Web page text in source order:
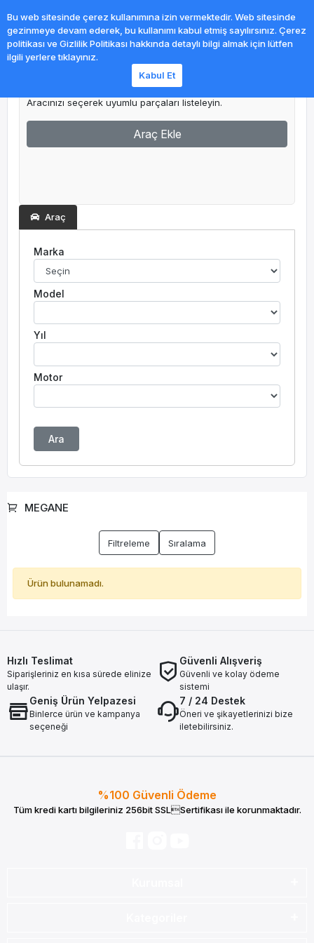
Aracınızı seçerek uyumlu parçaları listeleyin.
Araç Ekle
Araç
Marka
Model
Yıl
Motor
Ara
MEGANE
Filtreleme Sıralama
Ürün bulunamadı.
Hızlı Teslimat
Siparişleriniz en kısa sürede elinize
ulaşır.
Güvenli Alışveriş
Güvenli ve kolay ödeme
sistemi
Geniş Ürün Yelpazesi
Binlerce ürün ve kampanya
seçeneği
7 / 24 Destek
Öneri ve şikayetlerinizi bize
iletebilirsiniz.
%100 Güvenli Ödeme
Tüm kredi kartı bilgileriniz 256bit SSLSertifikası ile korunmaktadır.
Bu web sitesinde çerez kullanımına izin vermektedir. Web sitesinde
gezinmeye devam ederek, bu kullanımı kabul etmiş sayılırsınız. Çerez
politikası ve Gizlilik Politikası hakkında detaylı bilgi almak için lütfen
ilgili yerlere tıklayınız.
Kabul Et